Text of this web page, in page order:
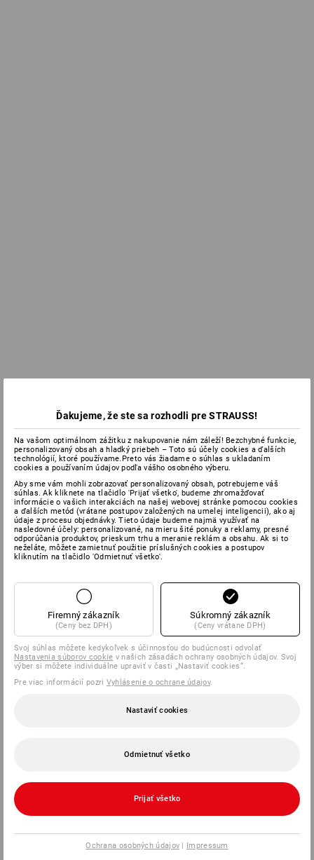
Ďakujeme, že ste sa rozhodli pre STRAUSS!
Na vašom optimálnom zážitku z nakupovanie nám záleží! Bezchybné funkcie,
personalizovaný obsah a hladký priebeh – Toto sú účely cookies a ďalších
technológií, ktoré používame.Preto vás žiadame o súhlas s ukladaním
cookies a používaním údajov podľa vášho osobného výberu.
Aby sme vám mohli zobrazovať personalizovaný obsah, potrebujeme váš
súhlas. Ak kliknete na tlačidlo 'Prijať všetko', budeme zhromažďovať
informácie o vašich interakciách na našej webovej stránke pomocou cookies
a ďalších metód (vrátane postupov založených na umelej inteligencii), ako aj
údaje z procesu objednávky. Tieto údaje budeme najmä využívať na
nasledovné účely: personalizované, na mieru šité ponuky a reklamy, presné
odporúčania produktov, prieskum trhu a meranie reklám a obsahu. Ak si to
neželáte, môžete zamietnuť použitie príslušných cookies a postupov
kliknutím na tlačidlo 'Odmietnuť všetko'.
Firemný zákazník
(Ceny bez DPH)
Súkromný zákazník
(Ceny vrátane DPH)
Svoj súhlas môžete kedykoľvek s účinnosťou do budúcnosti odvolať
Nastavenia súborov cookie v našich zásadách ochrany osobných údajov. Svoj
výber si môžete individuálne upraviť v časti „Nastaviť cookies“.
Pre viac informácií pozri Vyhlásenie o ochrane údajov.
Nastaviť cookies
Odmietnuť všetko
Prijať všetko
Ochrana osobných údajov | Impressum